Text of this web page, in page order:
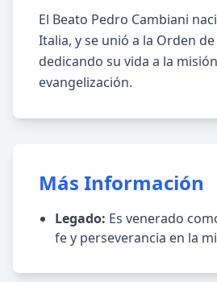
El Beato Pedro Cambiani
Italia, y se unió a la Orden
dedicando su vida a la
evangelización.
Más Información
Legado: Es venerado
fe y perseverancia en la